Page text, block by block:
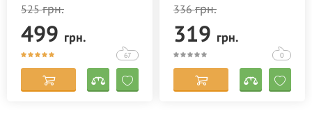
525грн.
499 грн.
67
336грн.
319 грн.
0